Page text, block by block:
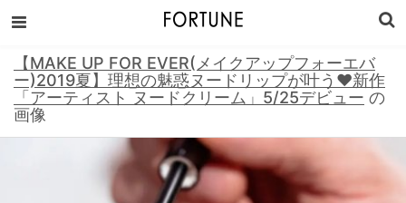
【MAKE UP FOR EVER(メイクアップフォーエバ
ー)2019夏】理想の魅惑ヌードリップが叶う♥新作
「アーティスト ヌードクリーム」5/25デビュー の
画像